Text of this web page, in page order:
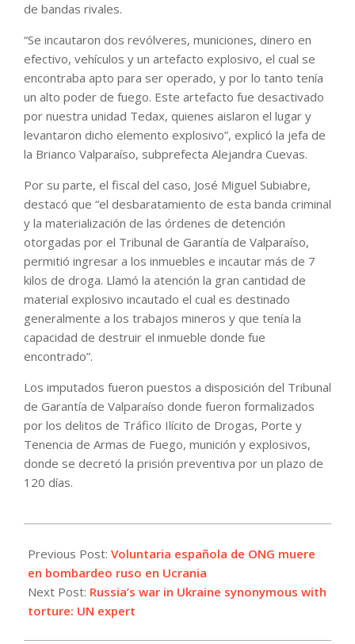
de bandas rivales.
“Se incautaron dos revólveres, municiones, dinero en
efectivo, vehículos y un artefacto explosivo, el cual se
encontraba apto para ser operado, y por lo tanto tenía
un alto poder de fuego. Este artefacto fue desactivado
por nuestra unidad Tedax, quienes aislaron el lugar y
levantaron dicho elemento explosivo”, explicó la jefa de
la Brianco Valparaíso, subprefecta Alejandra Cuevas.
Por su parte, el fiscal del caso, José Miguel Subiabre,
destacó que “el desbaratamiento de esta banda criminal
y la materialización de las órdenes de detención
otorgadas por el Tribunal de Garantía de Valparaíso,
permitió ingresar a los inmuebles e incautar más de 7
kilos de droga. Llamó la atención la gran cantidad de
material explosivo incautado el cual es destinado
generalmente a los trabajos mineros y que tenía la
capacidad de destruir el inmueble donde fue
encontrado”.
Los imputados fueron puestos a disposición del Tribunal
de Garantía de Valparaíso donde fueron formalizados
por los delitos de Tráfico Ilícito de Drogas, Porte y
Tenencia de Armas de Fuego, munición y explosivos,
donde se decretó la prisión preventiva por un plazo de
120 días.
09-
10
Previous Post: Voluntaria española de ONG muere
en bombardeo ruso en Ucrania
Next Post: Russia’s war in Ukraine synonymous with
torture: UN expert